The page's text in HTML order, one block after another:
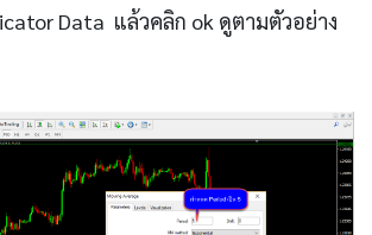
Data แล้วคลิก ok ดูตามตัวอย่าง